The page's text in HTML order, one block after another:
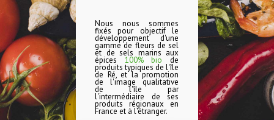
Nous nous sommes
fixés pour objectif le
développement d'une
gamme de fleurs de sel
et de sels marins aux
épices 100% bio de
produits typiques de l'île
de Ré, et la promotion
de l'image qualitative
de l'île par
l'intermédiaire de ses
produits régionaux en
France et à l'étranger.